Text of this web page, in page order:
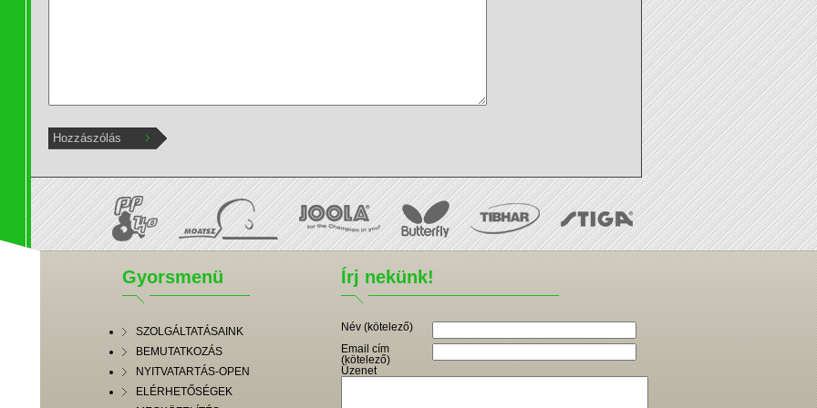
Írj nekünk!
Név (kötelező)
Email cím
(kötelező)
Üzenet
Gyorsmenü
SZOLGÁLTATÁSAINK
BEMUTATKOZÁS
NYITVATARTÁS-OPEN
ELÉRHETŐSÉGEK